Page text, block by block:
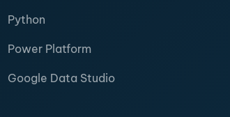
Python
Power Platform
Google Data Studio